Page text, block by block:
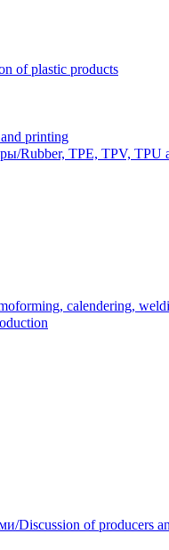
of plastic products
printing
Rubber, TPE, TPV, TPU
calendering,
of producers